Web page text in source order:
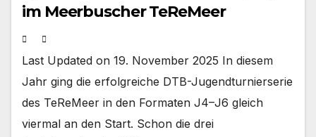
im Meerbuscher TeReMeer
Last Updated on 19. November 2025 In diesem
Jahr ging die erfolgreiche DTB-Jugendturnierserie
des TeReMeer in den Formaten J4–J6 gleich
viermal an den Start. Schon die drei